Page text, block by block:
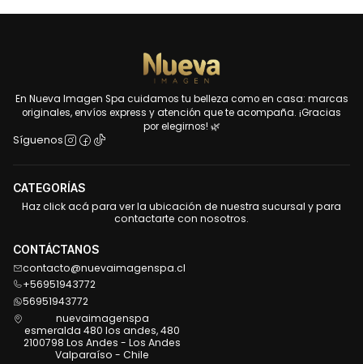
En Nueva Imagen Spa cuidamos tu belleza como en casa: marcas
originales, envíos express y atención que te acompaña. ¡Gracias
por elegirnos! 🌿
Síguenos
CATEGORÍAS
Haz click acá para ver la ubicación de nuestra sucursal y para
contactarte con nosotros.
CONTÁCTANOS
contacto@nuevaimagenspa.cl
+56951943772
56951943772
nuevaimagenspa
esmeralda 480 los andes, 480
2100798 Los Andes - Los Andes
Valparaíso - Chile